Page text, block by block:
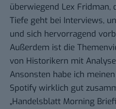
überwiegend Lex Fridman,
Tiefe geht bei Interviews,
und sich hervorragend
Außerdem ist die
von Historikern mit
Ansonsten habe ich meinen
Spotify wirklich gut
„Handelsblatt Morning